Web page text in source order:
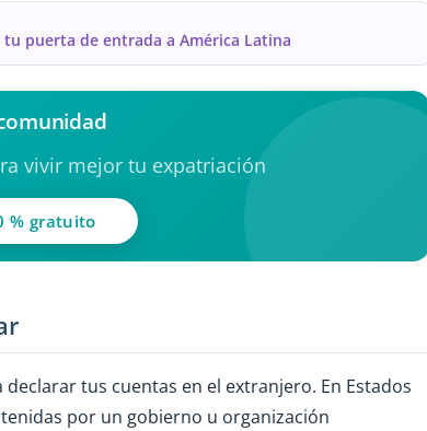
puerta de entrada a América Latina
vivir mejor tu expatriación
% gratuito
tus cuentas en el extranjero. En Estados
por un gobierno u organización